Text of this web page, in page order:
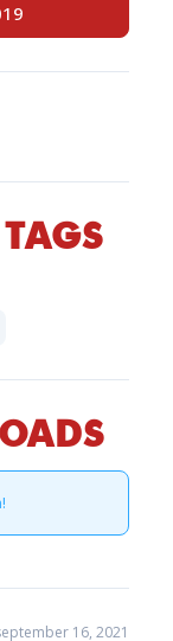
16, 2021